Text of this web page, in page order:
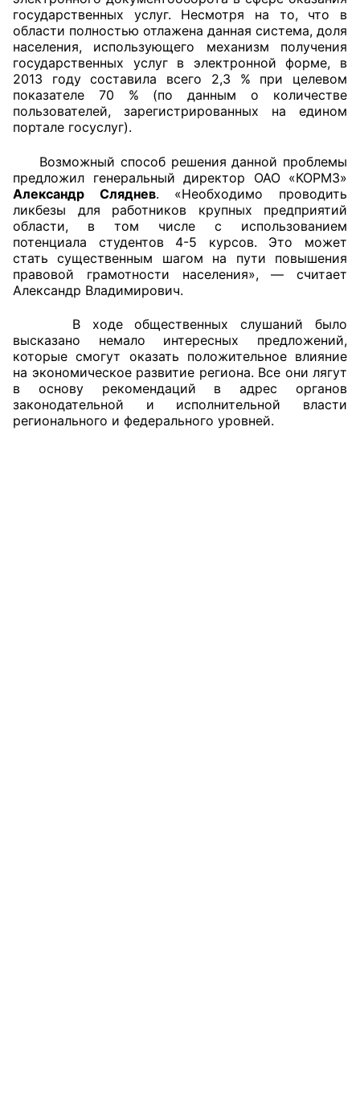
государственных услуг. Несмотря на то, что в
области полностью отлажена данная система, доля
населения, использующего механизм получения
государственных услуг в электронной форме, в
2013 году составила всего 2,3 % при целевом
показателе 70 % (по данным о количестве
пользователей, зарегистрированных на едином
портале госуслуг).
Возможный способ решения данной проблемы
предложил генеральный директор ОАО «КОРМЗ»
Александр Сляднев. «Необходимо проводить
ликбезы для работников крупных предприятий
области, в том числе с использованием
потенциала студентов 4-5 курсов. Это может
стать существенным шагом на пути повышения
правовой грамотности населения», — считает
Александр Владимирович.
В ходе общественных слушаний было
высказано немало интересных предложений,
которые смогут оказать положительное влияние
на экономическое развитие региона. Все они лягут
в основу рекомендаций в адрес органов
законодательной и исполнительной власти
регионального и федерального уровней.